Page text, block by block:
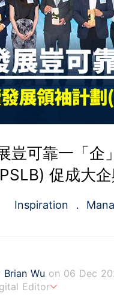
豈可靠一「企
促成大
Inspiration
Brian Wu on 06 Dec
Editor